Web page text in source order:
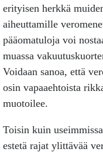
erityisen herkkä
aiheuttamille
pääomatuloja voi
muassa
Voidaan sanoa, että
osin vapaaehtoista
muotoilee.
Toisin kuin
estetä rajat ylittävää